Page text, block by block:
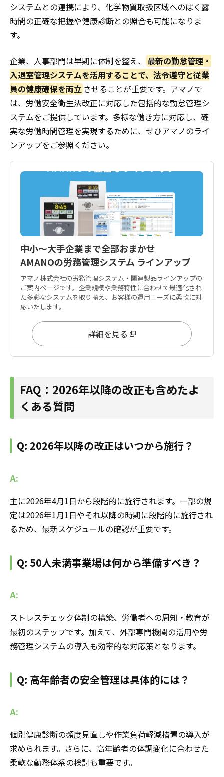
システムとの連携により、化学物質取扱区域へのばく露
時間の正確な把握や健康診断との照合も可能になりま
す。
企業、人事部門は早期に体制を整え、 最新の勤怠管理・
入退室管理システムを活用することで、法令遵守と従業
員の健康確保を両立 させることが重要です。アマノで
は、労働安全衛生法改正に対応した包括的な勤怠管理シ
ステムをご提供しています。多様な働き方に対応し、確
実な労働時間管理を実現するために、ぜひアマノのライ
ンアップをご参照ください。
中小〜大手企業まで全部おまかせ
AMANOの労務管理システム ラインアップ
アマノ株式会社の労務管理システム・関連製品ラインアップの
ご案内ページです。企業規模や業務特性に合わせて最適化され
た多彩なシステムを取り揃え、お客様の運用ニーズに柔軟に対
応いたします。
詳細を見る
FAQ：2026年以降の改正も含めたよ
くある質問
Q: 2026年以降の改正はいつから施行？
A:
主に2026年4月1日から段階的に施行されます。一部の規
定は2026年1月1日やそれ以降の時期に段階的に施行され
るため、最新スケジュールの確認が重要です。
Q: 50人未満事業場は何から準備すべき？
A:
ストレスチェック体制の構築、労働者への周知・教育が
最初のステップです。加えて、外部専門機関の活用や労
務管理システムの導入も効率的な対応策となります。
Q: 高年齢者の安全管理は具体的には？
A:
個別健康診断の頻度見直しや作業負荷軽減措置の導入が
求められます。さらに、高年齢者の体調変化に合わせた
柔軟な勤務体系の検討も重要です。